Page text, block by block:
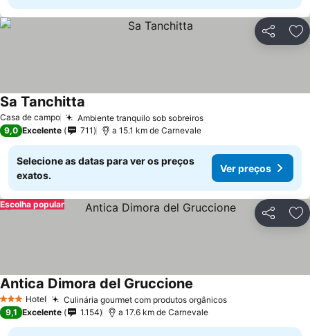
Partilhar
Casa de campo Ambiente tranquilo sob sobreiros
Sa Tanchitta
9,0 Excelente 711 a 15.1 km de Carnevale
Selecione as datas para ver os preços
exatos.
Ver preços
Partilhar
Escolha popular
3 EstrelasHotel Culinária gourmet com produtos orgânicos
Antica Dimora del Gruccione
9,1 Excelente 1.154 a 17.6 km de Carnevale